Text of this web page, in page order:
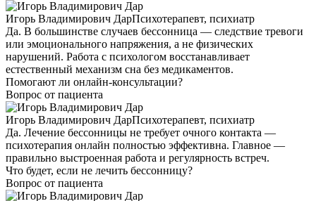
Игорь Владимирович ДарПсихотерапевт, психиатр
Да. В большинстве случаев бессонница — следствие тревоги
или эмоционального напряжения, а не физических
нарушений. Работа с психологом восстанавливает
естественный механизм сна без медикаментов.
Помогают ли онлайн-консультации?
Вопрос от пациента
Игорь Владимирович ДарПсихотерапевт, психиатр
Да. Лечение бессонницы не требует очного контакта —
психотерапия онлайн полностью эффективна. Главное —
правильно выстроенная работа и регулярность встреч.
Что будет, если не лечить бессонницу?
Вопрос от пациента